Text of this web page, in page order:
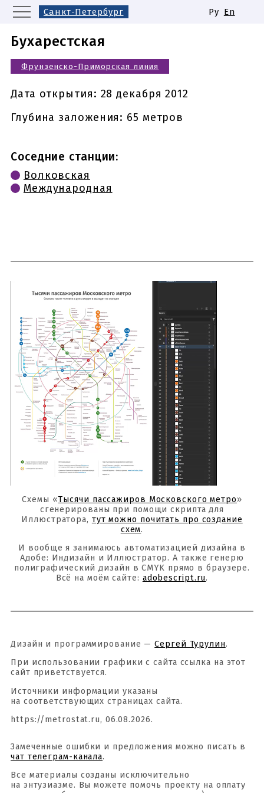
Санкт-Петербург
Казань
Нижний Новгород
Новосибирск
Самара
Одинаковые названия станций
метро
Ру En
Бухарестская
Фрунзенско-Приморская линия
Дата открытия: 28 декабря 2012
Глубина заложения: 65 метров
Соседние станции:
Волковская
Международная
Схемы «Тысячи пассажиров Московского метро»
сгенерированы при помощи скрипта для
Иллюстратора, тут можно почитать про создание
схем.
И вообще я занимаюсь автоматизацией дизайна в
Адобе: Индизайн и Иллюстратор. А также генерю
полиграфический дизайн в CMYK прямо в браузере.
Всё на моём сайте: adobescript.ru.
Дизайн и программирование —Сергей Турулин.
При использовании графики с сайта ссылка на этот
сайт приветствуется.
Источники информации указаны
на соответствующих страницах сайта.
https://metrostat.ru, 06.08.2026.
Замеченные ошибки и предложения можно писать в
чат телеграм-канала.
Все материалы созданы исключительно
на энтузиазме. Вы можете помочь проекту на оплату